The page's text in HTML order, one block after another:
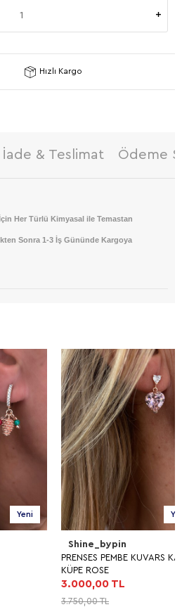
Hızlı Kargo
İade & Teslimat Ödeme
Her Türlü Kimyasal ile Temastan
Sonra 1-3 İş Gününde Kargoya
Shine_bypin
PRENSES PEMBE KUVARS KALP
KÜPE ROSE
3.000,00 TL
3.750,00 TL